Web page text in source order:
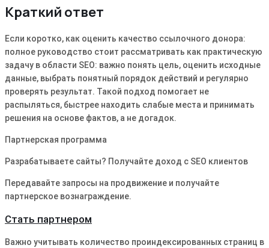
Краткий ответ
Если коротко, как оценить качество ссылочного донора:
полное руководство стоит рассматривать как практическую
задачу в области SEO: важно понять цель, оценить исходные
данные, выбрать понятный порядок действий и регулярно
проверять результат. Такой подход помогает не
распыляться, быстрее находить слабые места и принимать
решения на основе фактов, а не догадок.
Партнерская программа
Разрабатываете сайты? Получайте доход с SEO клиентов
Передавайте запросы на продвижение и получайте
партнерское вознаграждение.
Стать партнером
Важно учитывать количество проиндексированных страниц в